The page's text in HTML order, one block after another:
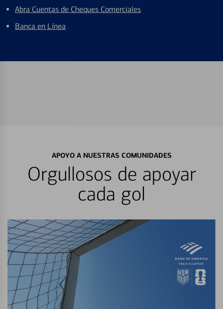
Abra Cuentas de Cheques Comerciales
Banca en Línea
APOYO A NUESTRAS COMUNIDADES
Orgullosos de apoyar
cada gol